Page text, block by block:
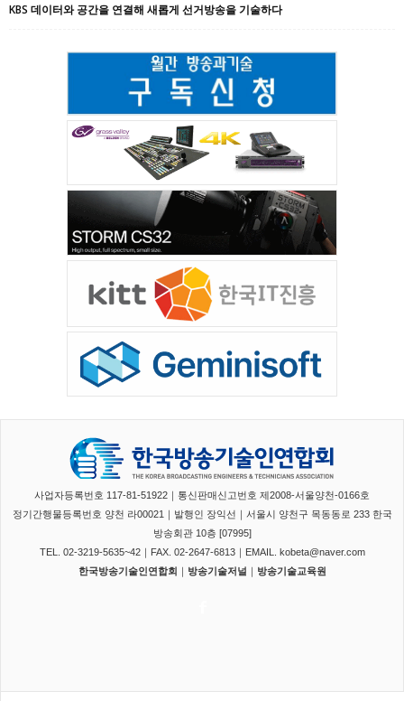
KBS 데이터와 공간을 연결해 새롭게 선거방송을 기술하다
사업자등록번호 117-81-51922｜통신판매신고번호 제2008-서울양천-0166호
정기간행물등록번호 양천 라00021｜발행인 장익선｜서울시 양천구 목동동로 233 한국
방송회관 10층 [07995]
TEL. 02-3219-5635~42｜FAX. 02-2647-6813｜EMAIL. kobeta@naver.com
한국방송기술인연합회
방송기술저널 방송기술교육원